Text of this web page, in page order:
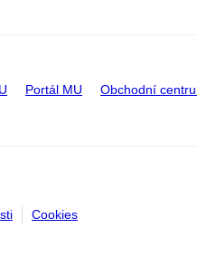
Portál MU Obchodní
Cookies